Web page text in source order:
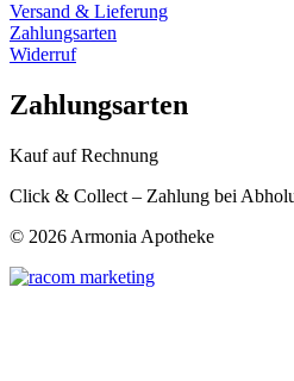
Versand & Lieferung
Zahlungsarten
Widerruf
Zahlungsarten
Kauf auf Rechnung
Click & Collect – Zahlung bei
© 2026 Armonia Apotheke